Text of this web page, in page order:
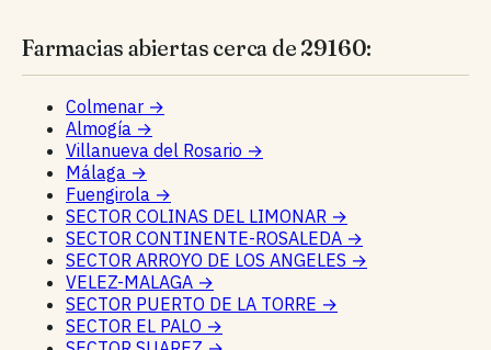
Farmacias abiertas cerca de 29160:
Colmenar →
Almogía →
Villanueva del Rosario →
Málaga →
Fuengirola →
SECTOR COLINAS DEL LIMONAR →
SECTOR CONTINENTE-ROSALEDA →
SECTOR ARROYO DE LOS ANGELES →
VELEZ-MALAGA →
SECTOR PUERTO DE LA TORRE →
SECTOR EL PALO →